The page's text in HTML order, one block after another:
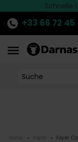
Schnelle
Die besten
+33 66 72 45
Home • Köpfe • Foyer